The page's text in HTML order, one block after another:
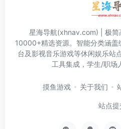
星海导航(xhnav.com) | 极简
10000+精选资源。智能分类涵
台及影视音乐游戏等休闲娱乐站
工具集成，学生/职场
摸鱼游戏 关于我们
站点提